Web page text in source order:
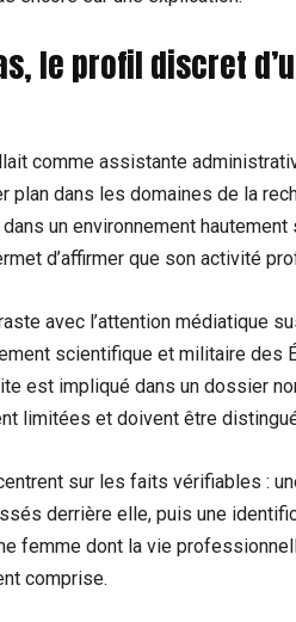
le profil discret
comme assistante
plan dans les domaines de la
un environnement
d’affirmer que son activité
avec l’attention médiatique
scientifique et militaire des
est impliqué dans un dossier
limitées et doivent être
sur les faits vérifiables :
derrière elle, puis une
femme dont la vie
comprise.